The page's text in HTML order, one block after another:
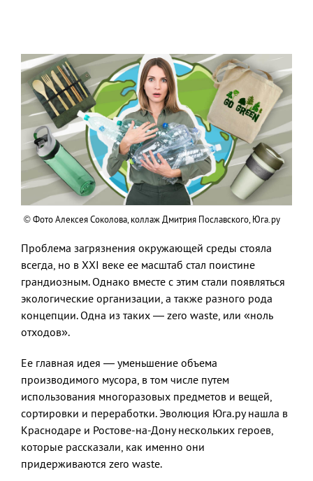
© Фото Алексея Соколова, коллаж Дмитрия Пославского, Юга.ру
Проблема загрязнения окружающей среды стояла
всегда, но в XXI веке ее масштаб стал поистине
грандиозным. Однако вместе с этим стали появляться
экологические организации, а также разного рода
концепции. Одна из таких — zero waste, или «ноль
отходов».
Ее главная идея — уменьшение объема
производимого мусора, в том числе путем
использования многоразовых предметов и вещей,
сортировки и переработки. Эволюция Юга.ру нашла в
Краснодаре и Ростове-на-Дону нескольких героев,
которые рассказали, как именно они
придерживаются zero waste.